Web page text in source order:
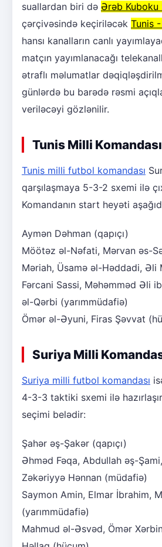
suallardan biri də Ərəb Kuboku
çərçivəsində keçiriləcək Tunis
hansı kanalların canlı
matçın yayımlanacağı
ətraflı məlumatlar
günlərdə bu barədə rəsmi
veriləcəyi gözlənilir.
Tunis Milli
Tunis milli futbol komandası
qarşılaşmaya 5-3-2 sxemi ilə
Komandanın start heyəti
Aymən Dəhman (qapıçı)
Möötəz əl-Nəfati, Mərvan əs-
Məriah, Üsamə əl-Həddadi, Əli
Fərcani Sassi, Məhəmməd Əli
əl-Qərbi (yarımmüdafiə)
Ömər əl-Əyuni, Firas Şəvvat
Suriya Milli
Suriya milli futbol komandası
4-3-3 taktiki sxemi ilə
seçimi belədir:
Şahər əş-Şakər (qapıçı)
Əhməd Fəqa, Abdullah əş-
Zəkəriyyə Hənnan (müdafiə)
Saymon Amin, Elmar İbrahim,
(yarımmüdafiə)
Mahmud əl-Əsvəd, Ömər